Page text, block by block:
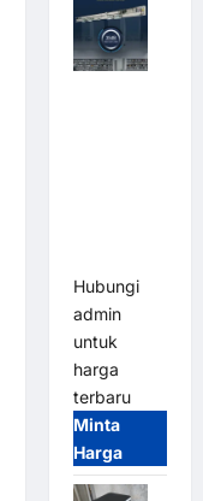
Hubungi
admin
untuk
harga
terbaru
Minta
Harga